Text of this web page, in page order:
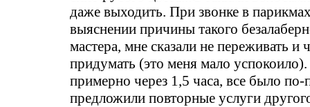
даже выходить. При звонке в
выяснении причины такого
мастера, мне сказали не переживать и
придумать (это меня мало
примерно через 1,5 часа, все было
предложили повторные услуги